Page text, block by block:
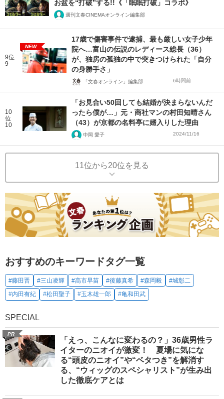
お盆を“打破”する!!《「眠眠打破」コラボ》
週刊文春CINEMAオンライン編集部
9位
9
NEW
17歳で傷害事件で逮捕、最も厳しい女子少年
院へ…富山の伝説のレディース総長（36）
が、独房の孤独の中で突きつけられた「自分
の身勝手さ」
「文春オンライン」編集部 6時間前
10
位
10
「お見合い50回しても結婚が決まらないんだ
ったら僕が…」元・商社マンの村田知晴さん
（43）が京都の名料亭に婿入りした理由
中岡 愛子 2024/11/16
11位から20位を見る
おすすめのキーワードタグ一覧
#藤田晋 #三山凌輝 #高市早苗 #後藤真希 #森岡毅
#城彰二
#内田有紀
#松田聖子 #玉木雄一郎 #亀和田武
SPECIAL
PR
「えっ、こんなに変わるの？」36歳男性ラ
イターのニオイが激変！ 夏場に気にな
る“頭皮のニオイ”や“ベタつき”を解消す
る、“ウィッグのスペシャリスト”が生み出
した徹底ケアとは